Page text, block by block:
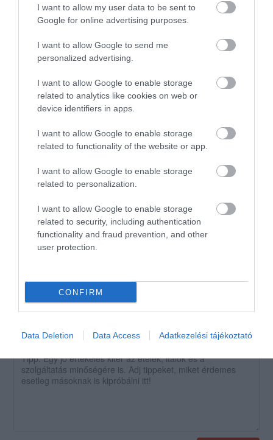
I want to allow my user data to be sent to
Google for online advertising purposes.
I want to allow Google to send me
personalized advertising.
I want to allow Google to enable storage
related to analytics like cookies on web or
device identifiers in apps.
I want to allow Google to enable storage
related to functionality of the website or app.
I want to allow Google to enable storage
related to personalization.
I want to allow Google to enable storage
related to security, including authentication
functionality and fraud prevention, and other
user protection.
CONFIRM
Data Deletion Data Access Adatkezelési tájékoztató
Kuhn Richard
olcsónak. Ezzel szemben egy
gombóc fagyi 350 forint, egy
torta 790, egy szendvics 1.190
Ft. Amúgy is sunyi üzlet: az
utcai reklámfelületükön árak
nincsenek, pedig van
teraszuk. Be kell menni az
üzletbe ahhoz, hogy némi
keresgélés árán megtaláld az
árjegyzéket. Éppen csak
annyira észrevehető, hogy ne
kaphassanak bírságot. Meleg
ételt én nem láttam itt, a
ami cukomentes lenne.
Figyelmes üzletpolitika...
Nem ajánlom.